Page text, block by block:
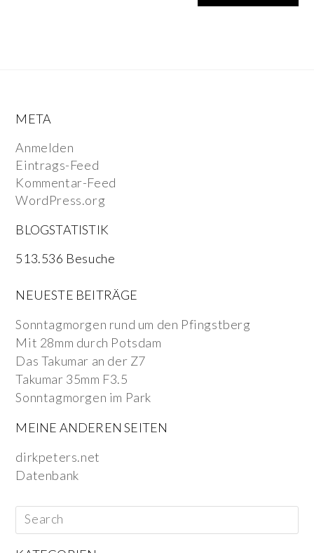
META
Anmelden
Eintrags-Feed
Kommentar-Feed
WordPress.org
BLOGSTATISTIK
513.536 Besuche
NEUESTE BEITRÄGE
Sonntagmorgen rund um den Pfingstberg
Mit 28mm durch Potsdam
Das Takumar an der Z7
Takumar 35mm F3.5
Sonntagmorgen im Park
MEINE ANDEREN SEITEN
dirkpeters.net
Datenbank